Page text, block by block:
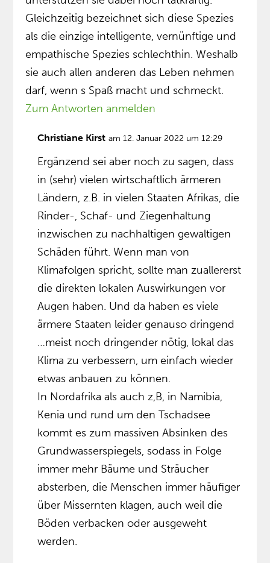
Gleichzeitig bezeichnet sich diese Spezies
als die einzige intelligente, vernünftige und
empathische Spezies schlechthin. Weshalb
sie auch allen anderen das Leben nehmen
darf, wenn s Spaß macht und schmeckt.
Zum Antworten anmelden
Christiane Kirst am 12. Januar 2022 um 12:29
Ergänzend sei aber noch zu sagen, dass
in (sehr) vielen wirtschaftlich ärmeren
Ländern, z.B. in vielen Staaten Afrikas, die
Rinder-, Schaf- und Ziegenhaltung
inzwischen zu nachhaltigen gewaltigen
Schäden führt. Wenn man von
Klimafolgen spricht, sollte man zuallererst
die direkten lokalen Auswirkungen vor
Augen haben. Und da haben es viele
ärmere Staaten leider genauso dringend
…meist noch dringender nötig, lokal das
Klima zu verbessern, um einfach wieder
etwas anbauen zu können.
In Nordafrika als auch z,B, in Namibia,
Kenia und rund um den Tschadsee
kommt es zum massiven Absinken des
Grundwasserspiegels, sodass in Folge
immer mehr Bäume und Sträucher
absterben, die Menschen immer häufiger
über Missernten klagen, auch weil die
Böden verbacken oder ausgeweht
werden.